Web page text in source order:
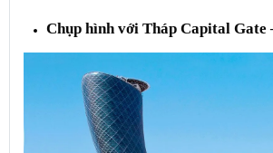
Chụp hình với Tháp Capital Gate